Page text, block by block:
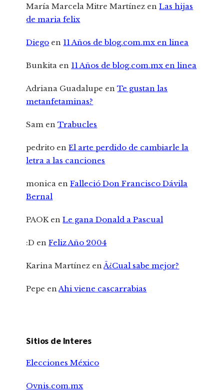
María Marcela Mitre Martínez enLas hijas
de maria felix
Diego en 11 Años de blog.com.mx en linea
Bunkita en 11 Años de blog.com.mx en linea
Adriana Guadalupe enTe gustan las
metanfetaminas?
Sam enTrabucles
pedrito enEl arte perdido de cambiarle la
letra a las canciones
monica enFalleció Don Francisco Dávila
Bernal
PAOK enLe gana Donald a Pascual
:D enFeliz Año 2004
Karina Martínez enÂ¿Cual sabe mejor?
Pepe enAhi viene cascarrabias
Sitios de Interes
Elecciones México
Ovnis.com.mx